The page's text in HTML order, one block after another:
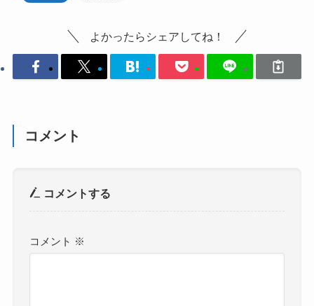
よかったらシェアしてね！
コメント
コメントする
コメント ※